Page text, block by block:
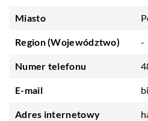
Miasto
Region (Województwo) -
Numer telefonu
E-mail
Adres internetowy